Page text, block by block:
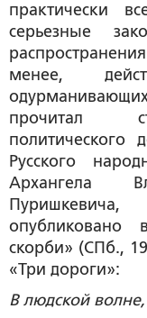
практически
серьезные
менее,
прочитал
политического
Русского
Архангела
скорби» (СПб.,
«Три дороги»:
В людской